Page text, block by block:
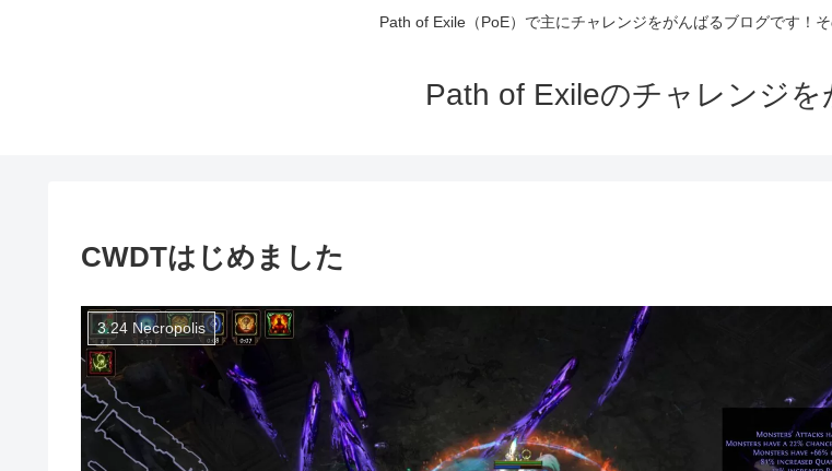
Path of Exile（PoE）で主にチャレンジをがんばるブログです！
Path of Exileのチャレンジ
CWDTはじめました
3.24 Necropolis